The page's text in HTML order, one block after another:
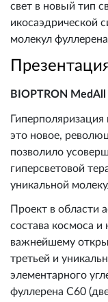
свет в новый тип
икосаэдрической
молекул
BIOPTRON
это новое,
позволило
гиперсветовой
уникальной
Проект в области
состава космоса и
важнейшему
третьей и
элементарного
фуллерена C60